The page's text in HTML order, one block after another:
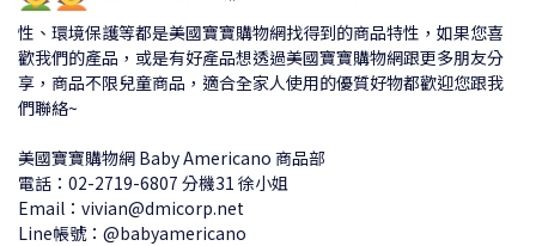
性、環境保護等都是美國寶寶購物網找得到的商品特性，如果您喜
歡我們的產品，或是有好產品想透過美國寶寶購物網跟更多朋友分
享，商品不限兒童商品，適合全家人使用的優質好物都歡迎您跟我
們聯絡~
美國寶寶購物網 Baby Americano 商品部
電話：02-2719-6807 分機31 徐小姐
Email：vivian@dmicorp.net
Line帳號：@babyamericano